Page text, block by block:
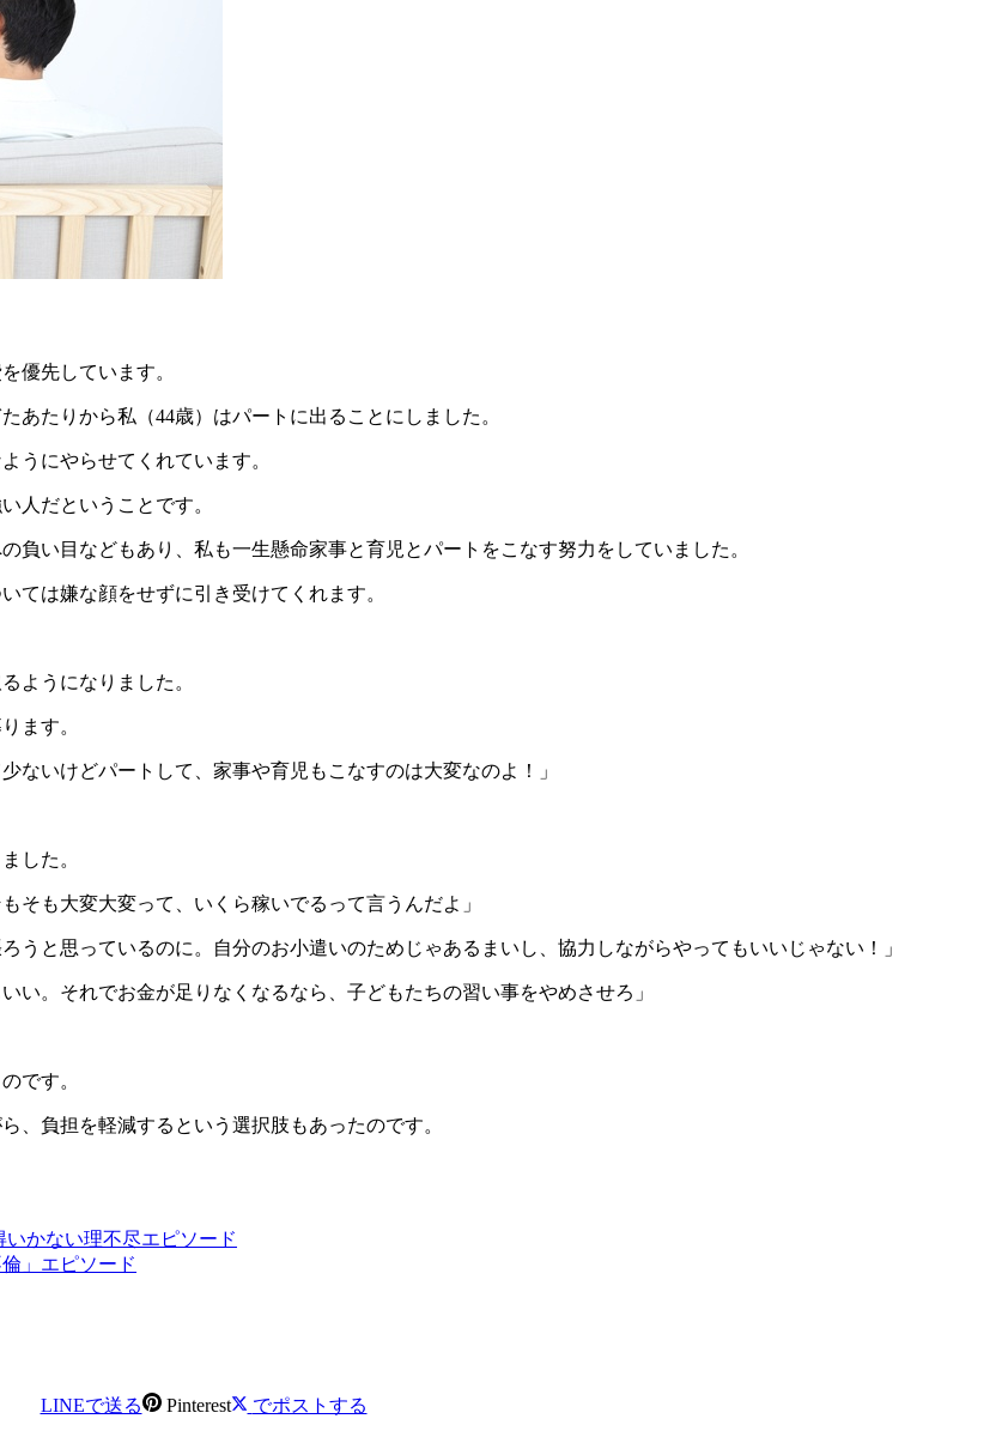
優先しています。
あたりから私（44歳）はパートに出ることにしました。
うにやらせてくれています。
人だということです。
い目などもあり、私も一生懸命家事と育児とパートをこなす努力をしていました。
ては嫌な顔をせずに引き受けてくれます。
ようになりました。
ます。
いけどパートして、家事や育児もこなすのは大変なのよ！」
した。
も大変大変って、いくら稼いでるって言うんだよ」
うと思っているのに。自分のお小遣いのためじゃあるまいし、協力しながらやってもいいじゃない！」
い。それでお金が足りなくなるなら、子どもたちの習い事をやめさせろ」
です。
、負担を軽減するという選択肢もあったのです。
かない理不尽エピソード
」エピソード
LINEで送る Pinterest でポストする